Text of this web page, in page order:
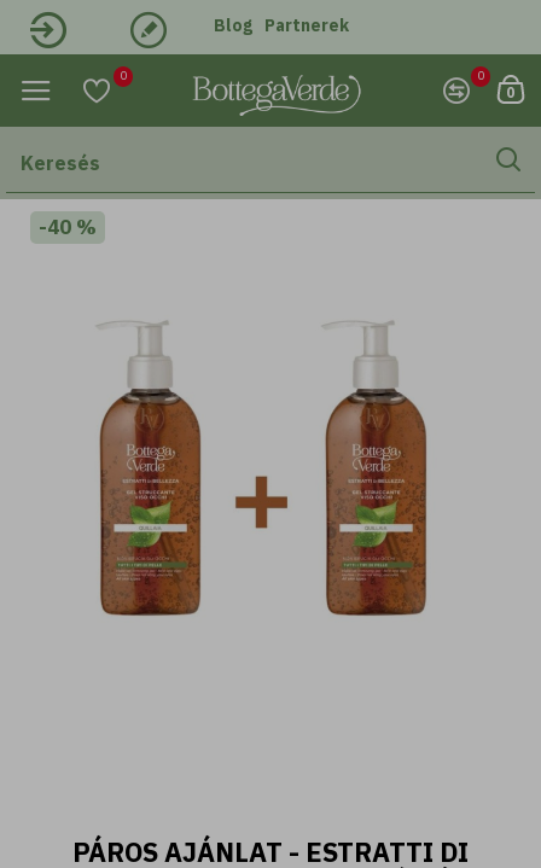
Belépés Regisztráció
Blog Partnerek
0 0
0
-40 %
PÁROS AJÁNLAT - ESTRATTI DI